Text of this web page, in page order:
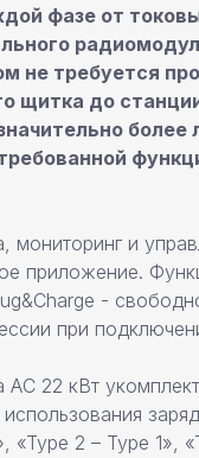
фазе от
не требуется
щитка до
мониторинг и
приложение.
-
при
AC 22 кВт
«Type 2 – Type 1»,